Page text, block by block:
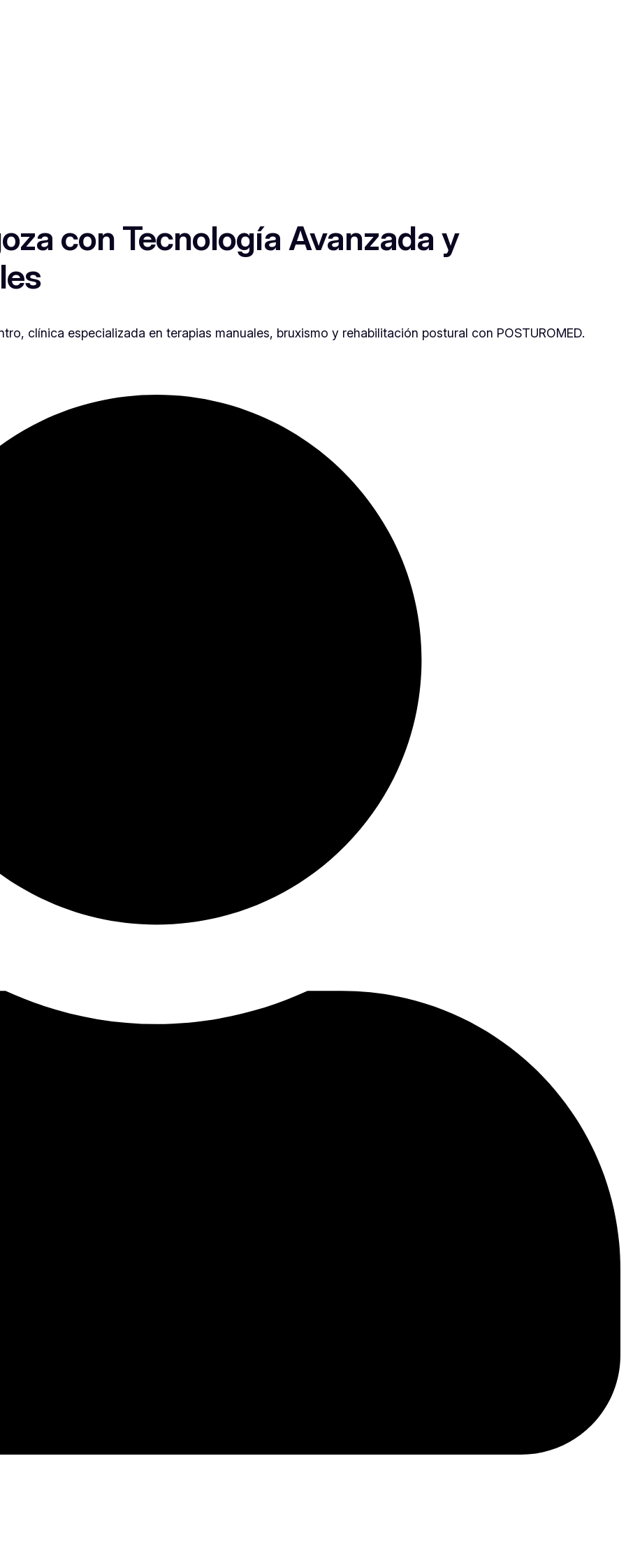
con Tecnología Avanzada y
clínica especializada en terapias manuales, bruxismo y rehabilitación postural con POSTUROMED.